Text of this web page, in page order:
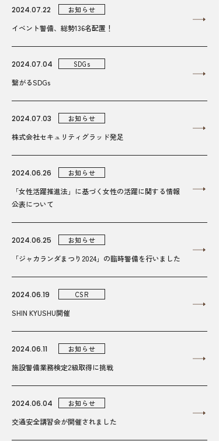
2024.07.22 お知らせ
イベント警備、総勢136名配置！
2024.07.04 SDGs
繋がるSDGs
2024.07.03 お知らせ
株式会社セキュリティグラッド発足
2024.06.26 お知らせ
「女性活躍推進法」に基づく女性の活躍に関する情報
公表について
2024.06.25 お知らせ
「ジャカランダまつり2024」の臨時警備を行いました
2024.06.19 CSR
SHIN KYUSHU開催
2024.06.11 お知らせ
施設警備業務検定2級取得に挑戦
2024.06.04 お知らせ
交通安全講習会が開催されました